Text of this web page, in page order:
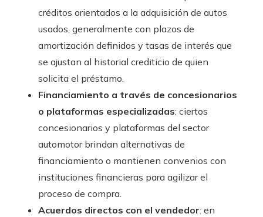
créditos orientados a la adquisición de autos
usados, generalmente con plazos de
amortización definidos y tasas de interés que
se ajustan al historial crediticio de quien
solicita el préstamo.
Financiamiento a través de concesionarios
o plataformas especializadas: ciertos
concesionarios y plataformas del sector
automotor brindan alternativas de
financiamiento o mantienen convenios con
instituciones financieras para agilizar el
proceso de compra.
Acuerdos directos con el vendedor: en